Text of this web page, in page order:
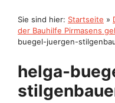
Sie sind hier: Startseite »
der Bauhilfe Pirmasens
buegel-juergen-
helga-